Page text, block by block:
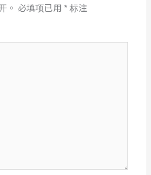
。 必填项已用 *标注